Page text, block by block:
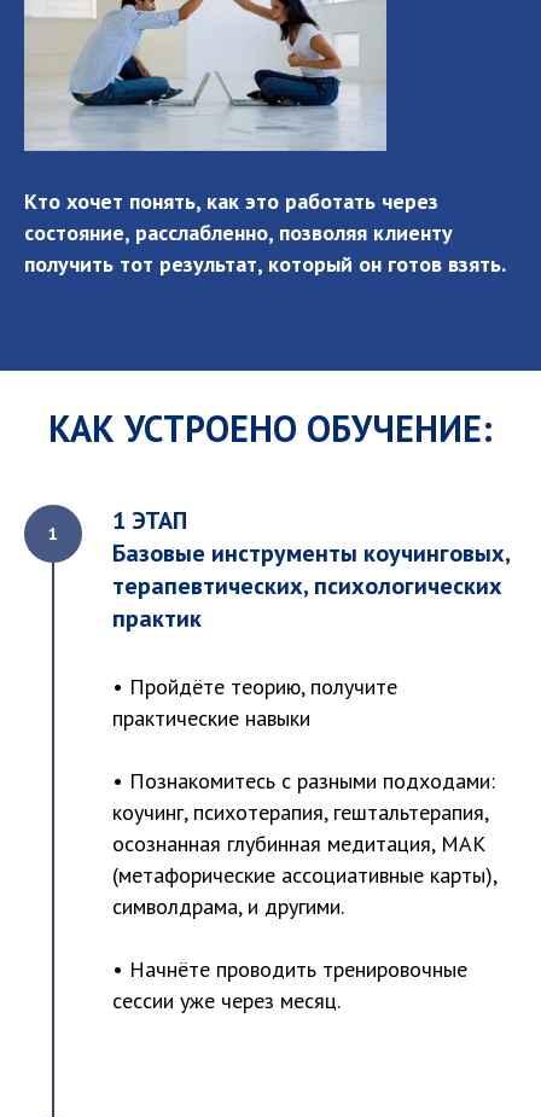
Кто хочет понять, как это работать через
состояние, расслабленно, позволяя клиенту
получить тот результат, который он готов взять.
КАК УСТРОЕНО ОБУЧЕНИЕ:
1 ЭТАП
Базовые инструменты коучинговых,
терапевтических, психологических
практик
• Пройдёте теорию, получите
практические навыки
• Познакомитесь с разными подходами:
коучинг, психотерапия, гештальтерапия,
осознанная глубинная медитация, МАК
(метафорические ассоциативные карты),
символдрама, и другими.
• Начнёте проводить тренировочные
сессии уже через месяц.